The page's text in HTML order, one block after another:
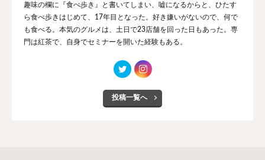
趣味の欄に『食べ歩き』と書いてしまい、嘘になるからと、ひたす
ら食べ歩きはじめて、17年目となった。好き嫌いがないので、何で
も食べる。本気のグルメは、土日で23店舗を回った日もあった。専
門は紅茶で、自身でセミナーを開いた経験もある。
投稿一覧へ